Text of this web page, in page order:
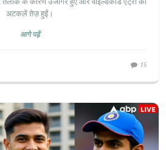
अटकलें तेज़ हुईं।
आगे पढ़ें
19